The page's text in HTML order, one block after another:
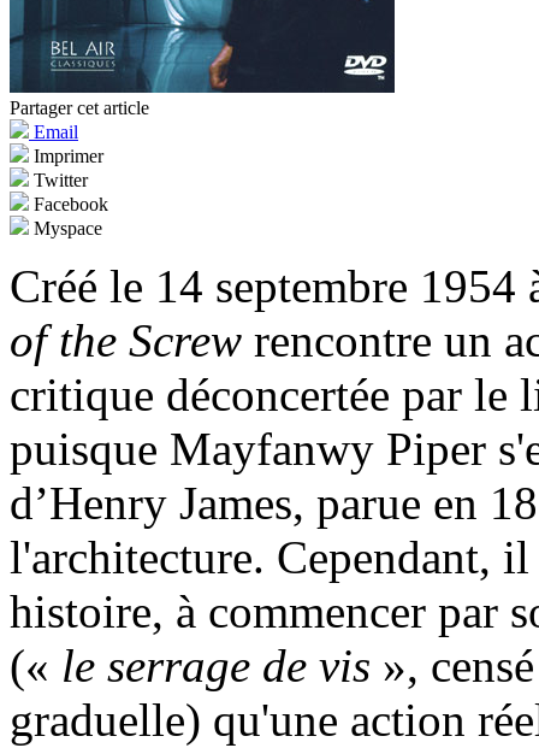
Partager cet article
Email
Imprimer
Twitter
Facebook
Myspace
Créé le 14 septembre
of the Screw rencontre un
critique déconcertée par le
puisque Mayfanwy Piper
d’Henry James, parue en
l'architecture. Cependant,
histoire, à commencer par
(« le serrage de vis »,
graduelle) qu'une action